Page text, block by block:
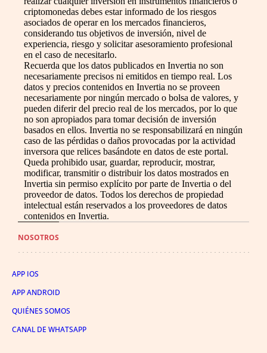
criptomonedas debes estar informado de los riesgos
asociados de operar en los mercados financieros,
considerando tus objetivos de inversión, nivel de
experiencia, riesgo y solicitar asesoramiento profesional
en el caso de necesitarlo.
Recuerda que los datos publicados en Invertia no son
necesariamente precisos ni emitidos en tiempo real. Los
datos y precios contenidos en Invertia no se proveen
necesariamente por ningún mercado o bolsa de valores, y
pueden diferir del precio real de los mercados, por lo que
no son apropiados para tomar decisión de inversión
basados en ellos. Invertia no se responsabilizará en ningún
caso de las pérdidas o daños provocadas por la actividad
inversora que relices basándote en datos de este portal.
Queda prohibido usar, guardar, reproducir, mostrar,
modificar, transmitir o distribuir los datos mostrados en
Invertia sin permiso explícito por parte de Invertia o del
proveedor de datos. Todos los derechos de propiedad
intelectual están reservados a los proveedores de datos
contenidos en Invertia.
NOSOTROS
APP IOS
APP ANDROID
QUIÉNES SOMOS
CANAL DE WHATSAPP